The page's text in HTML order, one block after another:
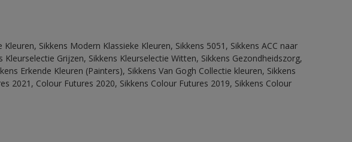
Kleuren, Sikkens Modern Klassieke Kleuren, Sikkens 5051, Sikkens ACC naar
Kleurselectie Grijzen, Sikkens Kleurselectie Witten, Sikkens Gezondheidszorg,
Erkende Kleuren (Painters), Sikkens Van Gogh Collectie kleuren, Sikkens
2021, Colour Futures 2020, Sikkens Colour Futures 2019, Sikkens Colour